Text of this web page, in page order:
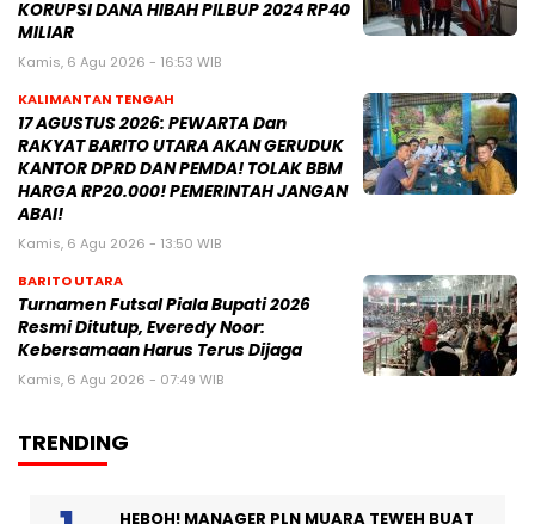
KORUPSI DANA HIBAH PILBUP 2024 RP40
MILIAR
Kamis, 6 Agu 2026 - 16:53 WIB
KALIMANTAN TENGAH
17 AGUSTUS 2026: PEWARTA Dan
RAKYAT BARITO UTARA AKAN GERUDUK
KANTOR DPRD DAN PEMDA! TOLAK BBM
HARGA RP20.000! PEMERINTAH JANGAN
ABAI!
Kamis, 6 Agu 2026 - 13:50 WIB
BARITO UTARA
Turnamen Futsal Piala Bupati 2026
Resmi Ditutup, Everedy Noor:
Kebersamaan Harus Terus Dijaga
Kamis, 6 Agu 2026 - 07:49 WIB
TRENDING
HEBOH! MANAGER PLN MUARA TEWEH BUAT